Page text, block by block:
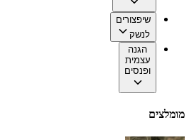
שיפצורים
לנשק
הגנה
עצמית
ופנסים
מומלצים